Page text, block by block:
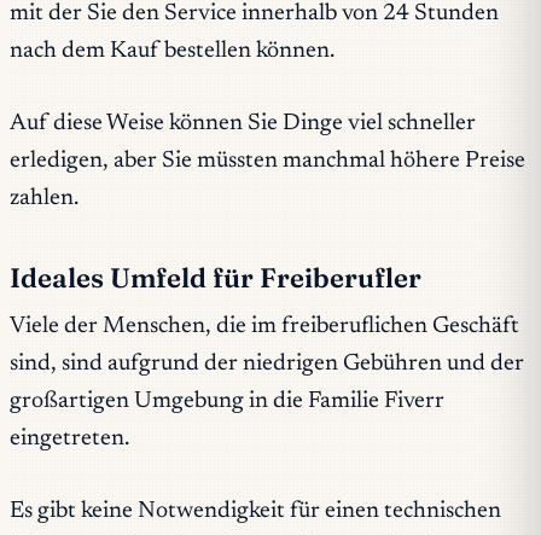
mit der Sie den Service innerhalb von 24 Stunden
nach dem Kauf bestellen können.
Auf diese Weise können Sie Dinge viel schneller
erledigen, aber Sie müssten manchmal höhere Preise
zahlen.
Ideales Umfeld für Freiberufler
Viele der Menschen, die im freiberuflichen Geschäft
sind, sind aufgrund der niedrigen Gebühren und der
großartigen Umgebung in die Familie Fiverr
eingetreten.
Es gibt keine Notwendigkeit für einen technischen